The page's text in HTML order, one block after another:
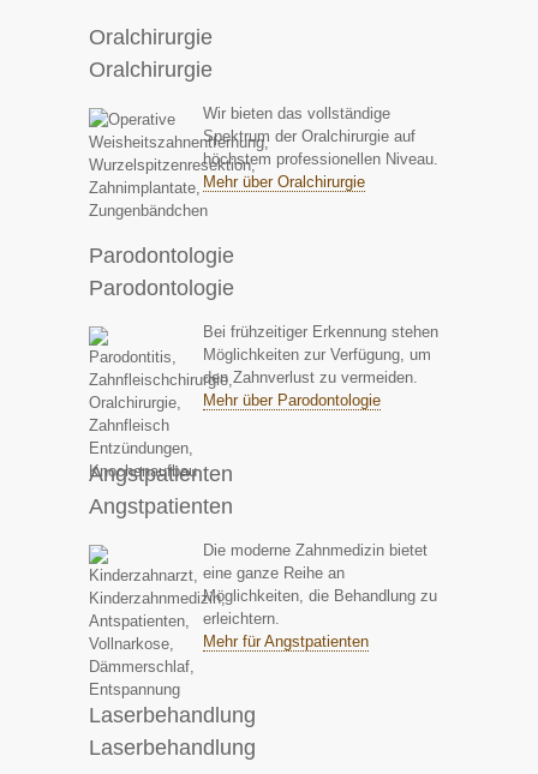
Oralchirurgie
Oralchirurgie
Wir bieten das vollständige
Spektrum der Oralchirurgie auf
höchstem professionellen Niveau.
Mehr über Oralchirurgie
Parodontologie
Parodontologie
Bei frühzeitiger Erkennung stehen
Möglichkeiten zur Verfügung, um
den Zahnverlust zu vermeiden.
Mehr über Parodontologie
Angstpatienten
Angstpatienten
Die moderne Zahnmedizin bietet
eine ganze Reihe an
Möglichkeiten, die Behandlung zu
erleichtern.
Mehr für Angstpatienten
Laserbehandlung
Laserbehandlung